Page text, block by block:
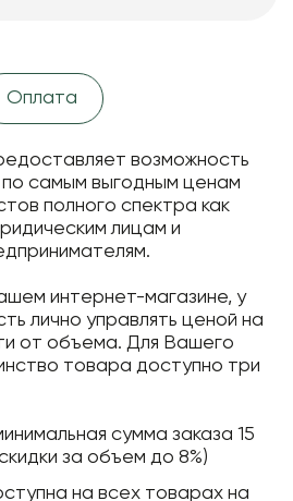
Оплата
возможность
самым выгодным ценам
полного спектра как
лицам и
интернет-магазине, у
лично управлять ценой на
от объема. Для Вашего
товара доступно три
сумма заказа 15
за объем до 8%)
на всех товарах на